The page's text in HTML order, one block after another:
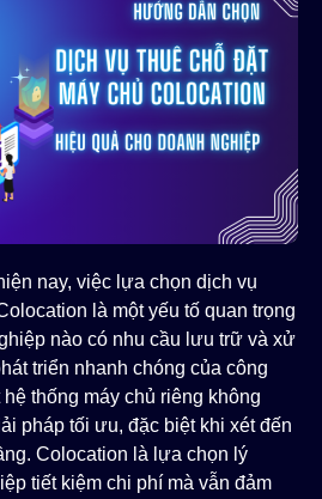
nay, việc lựa chọn dịch vụ
là một yếu tố quan trọng
nào có nhu cầu lưu trữ và xử
triển nhanh chóng của công
thống máy chủ riêng không
pháp tối ưu, đặc biệt khi xét đến
Colocation là lựa chọn lý
tiết kiệm chi phí mà vẫn đảm